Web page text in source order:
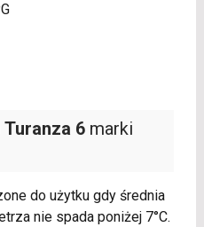
Turanza 6marki
do użytku gdy średnia
nie spada poniżej 7°C.